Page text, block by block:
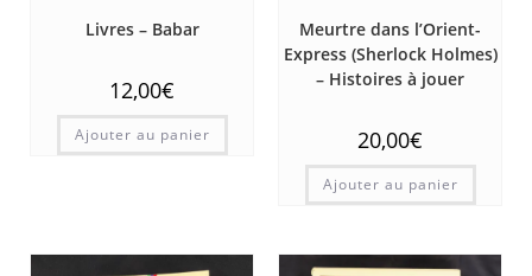
Livres – Babar
12,00€
Ajouter au panier
Meurtre dans l’Orient-
Express (Sherlock Holmes)
– Histoires à jouer
20,00€
Ajouter au panier